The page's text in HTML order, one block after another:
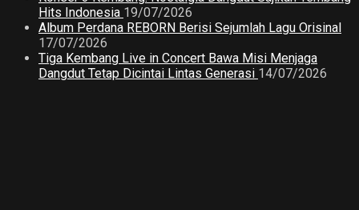
Hits Indonesia 19/07/2026
Album Perdana REBORN Berisi Sejumlah Lagu Orisinal
17/07/2026
Tiga Kembang Live in Concert Bawa Misi Menjaga
Dangdut Tetap Dicintai Lintas Generasi 14/07/2026